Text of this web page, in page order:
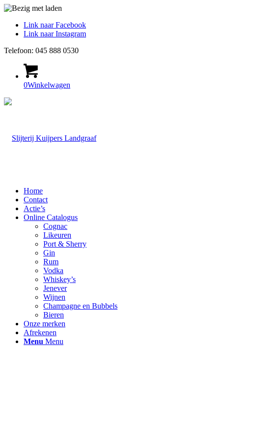
Link naar Facebook
Link naar Instagram
Telefoon: 045 888 0530
0Winkelwagen
Home
Contact
Actie’s
Online Catalogus
Cognac
Likeuren
Port & Sherry
Gin
Rum
Vodka
Whiskey’s
Jenever
Wijnen
Champagne en Bubbels
Bieren
Onze merken
Afrekenen
Menu Menu